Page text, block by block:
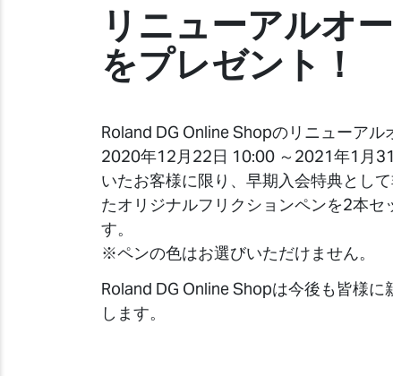
リニューアルオ
をプレゼント！
Roland DG Online Shopのリニューアル
2020年12月22日 10:00 ～2021年1月
いたお客様に限り、早期入会特典とし
たオリジナルフリクションペンを2本セ
す。
※ペンの色はお選びいただけません。
Roland DG Online Shopは今後も皆様
します。